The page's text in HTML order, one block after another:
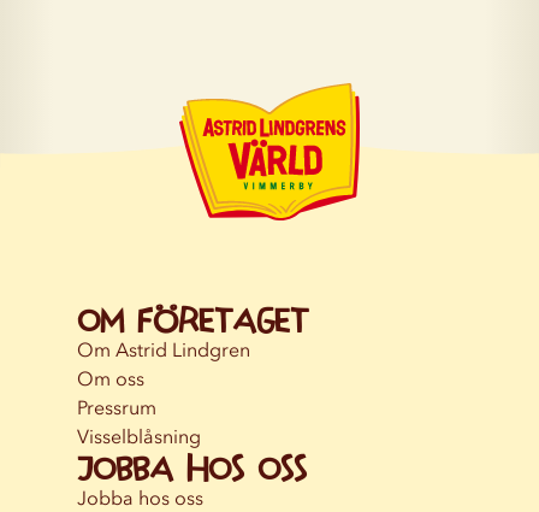
Om företaget
Om Astrid Lindgren
Om oss
Pressrum
Visselblåsning
Jobba hos oss
Jobba hos oss